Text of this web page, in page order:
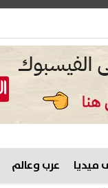
ميديا عرب وعالم